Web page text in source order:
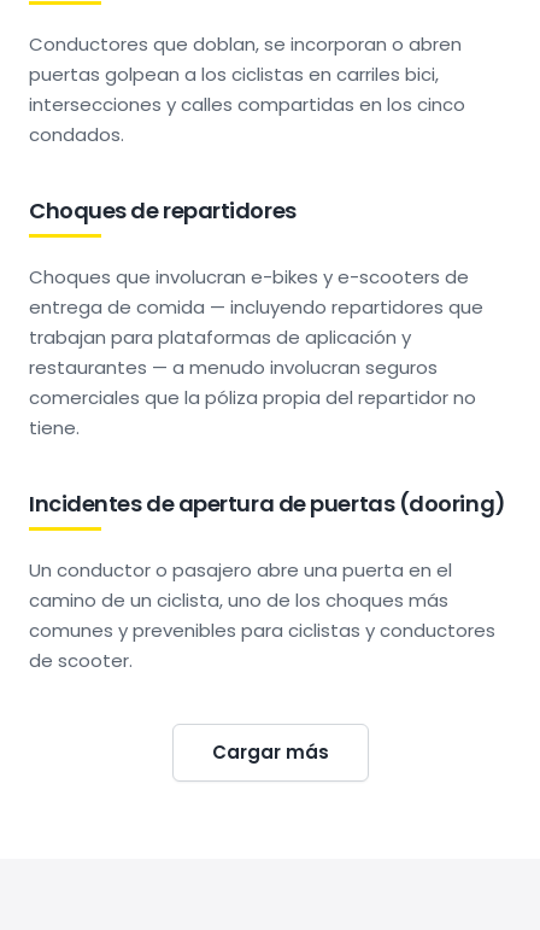
Conductores que doblan, se incorporan o abren
puertas golpean a los ciclistas en carriles bici,
intersecciones y calles compartidas en los cinco
condados.
Choques de repartidores
Choques que involucran e-bikes y e-scooters de
entrega de comida — incluyendo repartidores que
trabajan para plataformas de aplicación y
restaurantes — a menudo involucran seguros
comerciales que la póliza propia del repartidor no
tiene.
Incidentes de apertura de puertas (dooring)
Un conductor o pasajero abre una puerta en el
camino de un ciclista, uno de los choques más
comunes y prevenibles para ciclistas y conductores
de scooter.
Cargar más